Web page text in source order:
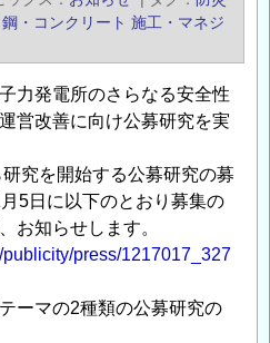
鋼・コンクリート 施工・マネジ
力発電所のさらなる安全性
営改善に向け公募研究を実
究を開始する公募研究の募
5日に以下のとおり募集の
お知らせします。
press/1217017_327
ーマの2種類の公募研究の